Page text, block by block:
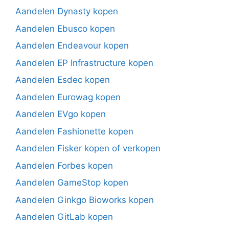
Aandelen Dynasty kopen
Aandelen Ebusco kopen
Aandelen Endeavour kopen
Aandelen EP Infrastructure kopen
Aandelen Esdec kopen
Aandelen Eurowag kopen
Aandelen EVgo kopen
Aandelen Fashionette kopen
Aandelen Fisker kopen of verkopen
Aandelen Forbes kopen
Aandelen GameStop kopen
Aandelen Ginkgo Bioworks kopen
Aandelen GitLab kopen